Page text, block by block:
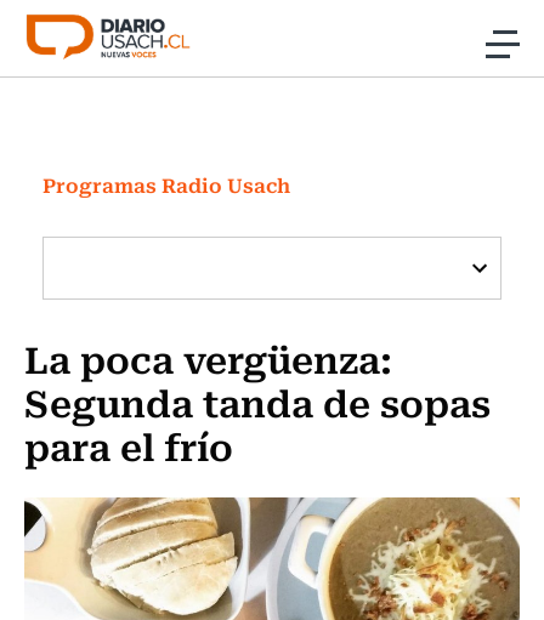
Click acá para ir directamente al contenido
Investigación
Cultura
Programas Radio y TV Usach
Programas Radio Usach
La poca vergüenza:
Segunda tanda de sopas
para el frío